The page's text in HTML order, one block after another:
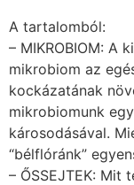
A tartalomból:
– MIKROBIOM: A
mikrobiom az
kockázatának
mikrobiomunk
károsodásával.
“bélflóránk”
– ŐSSEJTEK: Mit